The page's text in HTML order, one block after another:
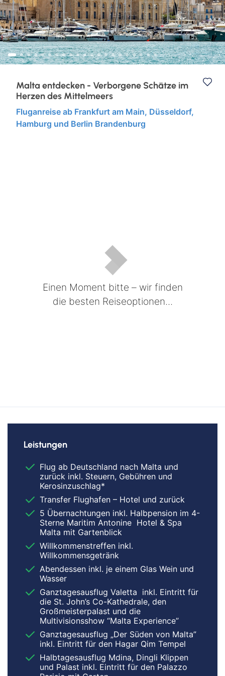
Eventreisen
Klassische Konzerte
Konzertreisen
Kurzurlaub
Städtereisen
Ruhr & Rhein
Europa
Malta entdecken - Verborgene Schätze im
Herzen des Mittelmeers
Fluganreise ab Frankfurt am Main, Düsseldorf,
Hamburg und Berlin Brandenburg
Einen Moment bitte – wir finden
die besten Reiseoptionen...
Leistungen
Flug ab Deutschland nach Malta und
zurück inkl. Steuern, Gebühren und
Kerosinzuschlag*
Transfer Flughafen – Hotel und zurück
5 Übernachtungen inkl. Halbpension im 4-
Sterne Maritim Antonine Hotel & Spa
Malta mit Gartenblick
Willkommenstreffen inkl.
Willkommensgetränk
Abendessen inkl. je einem Glas Wein und
Wasser
Ganztagesausflug Valetta inkl. Eintritt für
die St. John’s Co-Kathedrale, den
Großmeisterpalast und die
Multivisionsshow “Malta Experience”
Ganztagesausflug „Der Süden von Malta”
inkl. Eintritt für den Hagar Qim Tempel
Halbtagesausflug Mdina, Dingli Klippen
und Palast inkl. Eintritt für den Palazzo